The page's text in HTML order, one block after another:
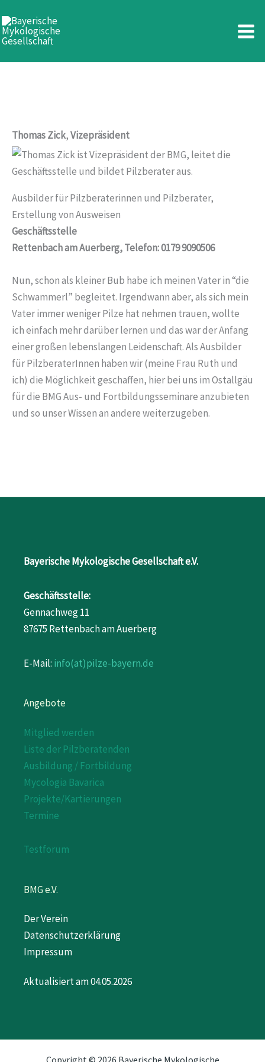
Inhalt
springen
Thomas Zick
Thomas Zick,Vizepräsident
Ausbilder für Pilzberaterinnen und Pilzberater,
Erstellung von Ausweisen
Geschäftsstelle
Rettenbach am Auerberg, Telefon:0179 9090506
Nun, schon als kleiner Bub habe ich meinen Vater in “die
Schwammerl” begleitet. Irgendwann aber, als sich mein
Vater immer weniger Pilze hat nehmen trauen, wollte
ich einfach mehr darüber lernen und das war der Anfang
einer großen lebenslangen Leidenschaft. Als Ausbilder
für PilzberaterInnen haben wir (meine Frau Ruth und
ich) die Möglichkeit geschaffen, hier bei uns im Ostallgäu
für die BMG Aus- und Fortbildungsseminare anzubieten
und so unser Wissen an andere weiterzugeben.
Bayerische Mykologische Gesellschaft e.V.
Geschäftsstelle:
Gennachweg 11
87675 Rettenbach am Auerberg
E-Mail: info(at)pilze-bayern.de
Angebote
Mitglied werden
Liste der Pilzberatenden
Ausbildung / Fortbildung
Mycologia Bavarica
Projekte/Kartierungen
Termine
Testforum
BMG e.V.
Der Verein
Datenschutzerklärung
Impressum
Aktualisiert am 04.05.2026